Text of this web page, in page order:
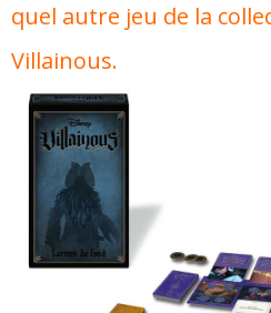
quel autre jeu de la
Villainous.